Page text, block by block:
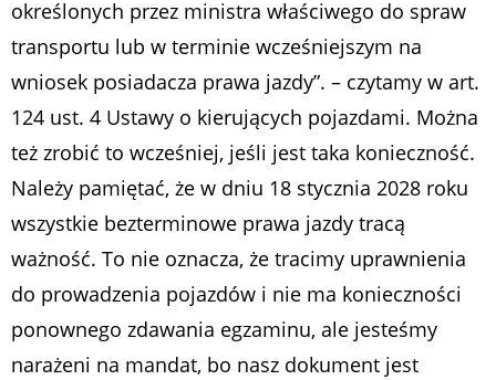
określonych przez ministra właściwego do spraw
transportu lub w terminie wcześniejszym na
wniosek posiadacza prawa jazdy”. – czytamy w art.
124 ust. 4 Ustawy o kierujących pojazdami. Można
też zrobić to wcześniej, jeśli jest taka konieczność.
Należy pamiętać, że w dniu 18 stycznia 2028 roku
wszystkie bezterminowe prawa jazdy tracą
ważność. To nie oznacza, że tracimy uprawnienia
do prowadzenia pojazdów i nie ma konieczności
ponownego zdawania egzaminu, ale jesteśmy
narażeni na mandat, bo nasz dokument jest